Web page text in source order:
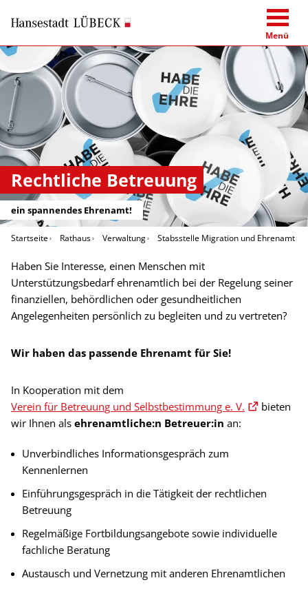
Menü
Rechtliche Betreuung
ein spannendes Ehrenamt!
Startseite Rathaus Verwaltung Stabsstelle Migration und Ehrenamt
Haben Sie Interesse, einen Menschen mit
Unterstützungsbedarf ehrenamtlich bei der Regelung seiner
finanziellen, behördlichen oder gesundheitlichen
Angelegenheiten persönlich zu begleiten und zu vertreten?
Wir haben das passende Ehrenamt für Sie!
In Kooperation mit dem
Verein für Betreuung und Selbstbestimmung e. V.
bieten
wir Ihnen als ehrenamtliche:n Betreuer:in an:
Unverbindliches Informationsgespräch zum
Kennenlernen
Einführungsgespräch in die Tätigkeit der rechtlichen
Betreuung
Regelmäßige Fortbildungsangebote sowie individuelle
fachliche Beratung
Austausch und Vernetzung mit anderen Ehrenamtlichen